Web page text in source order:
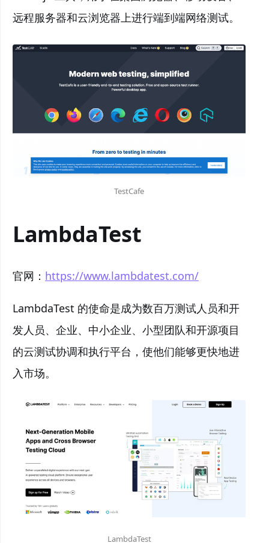
远程服务器和云浏览器上进行端到端网络测试。
TestCafe
LambdaTest
官网： https://www.lambdatest.com/
LambdaTest 的使命是成为数百万测试人员和开
发人员、企业、中小企业、小型团队和开源项目
的云测试协调和执行平台，使他们能够更快地进
入市场。
LambdaTest